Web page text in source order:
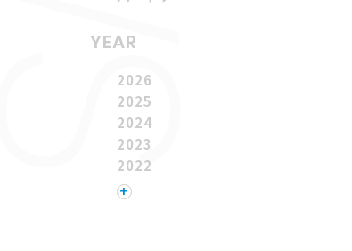
YEAR
2026
2025
2024
2023
2022
2021
+